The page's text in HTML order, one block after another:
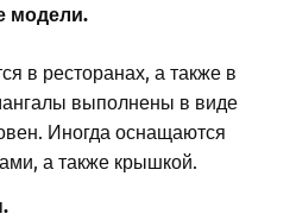
модели.
в ресторанах, а также в
выполнены в виде
Иногда оснащаются
а также крышкой.